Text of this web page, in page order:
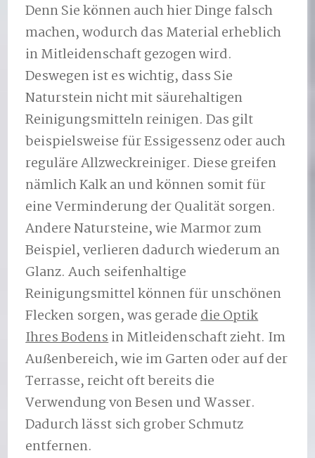
Denn Sie können auch hier Dinge falsch
machen, wodurch das Material erheblich
in Mitleidenschaft gezogen wird.
Deswegen ist es wichtig, dass Sie
Naturstein nicht mit säurehaltigen
Reinigungsmitteln reinigen. Das gilt
beispielsweise für Essigessenz oder auch
reguläre Allzweckreiniger. Diese greifen
nämlich Kalk an und können somit für
eine Verminderung der Qualität sorgen.
Andere Natursteine, wie Marmor zum
Beispiel, verlieren dadurch wiederum an
Glanz. Auch seifenhaltige
Reinigungsmittel können für unschönen
Flecken sorgen, was geradedie Optik
Ihres Bodensin Mitleidenschaft zieht. Im
Außenbereich, wie im Garten oder auf der
Terrasse, reicht oft bereits die
Verwendung von Besen und Wasser.
Dadurch lässt sich grober Schmutz
entfernen.